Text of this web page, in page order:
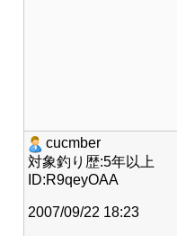
cucmber
対象釣り歴:5年以上
ID:R9qeyOAA
2007/09/22 18:23